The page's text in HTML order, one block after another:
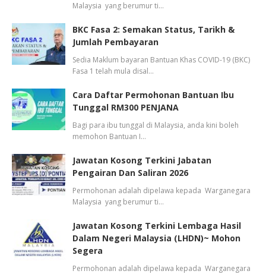
Malaysia yang berumur ti…
BKC Fasa 2: Semakan Status, Tarikh &
Jumlah Pembayaran
Sedia Maklum bayaran Bantuan Khas COVID-19 (BKC)
Fasa 1 telah mula disal…
Cara Daftar Permohonan Bantuan Ibu
Tunggal RM300 PENJANA
Bagi para ibu tunggal di Malaysia, anda kini boleh
memohon Bantuan I…
Jawatan Kosong Terkini Jabatan
Pengairan Dan Saliran 2026
Permohonan adalah dipelawa kepada Warganegara
Malaysia yang berumur ti…
Jawatan Kosong Terkini Lembaga Hasil
Dalam Negeri Malaysia (LHDN)~ Mohon
Segera
Permohonan adalah dipelawa kepada Warganegara